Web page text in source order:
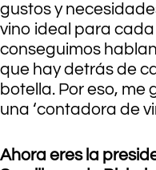
gustos y
vino ideal para cada
conseguimos
que hay detrás de
botella. Por eso,
una ‘contadora de
Ahora eres la